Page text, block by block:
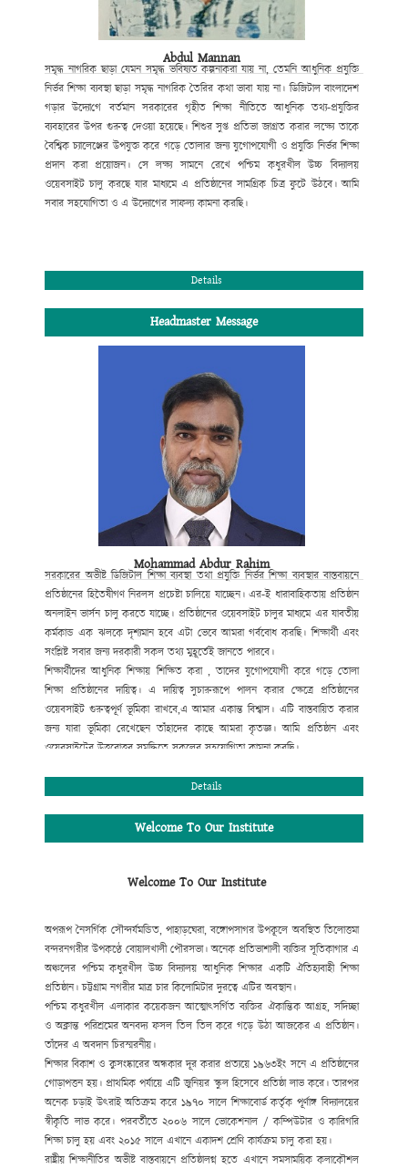
Abdul Mannan
সমৃদ্ধ নাগরিক ছাড়া যেমন সমৃদ্ধ ভবিষ্যত কল্পনাকরা যায় না, তেমনি আধুনিক প্রযুক্তি
নির্ভর শিক্ষা ব্যবস্থা ছাড়া সমৃদ্ধ নাগরিক তৈরির কথা ভাবা যায় না। ডিজিটাল বাংলাদেশ
গড়ার উদ্যোগেবর্তমান সরকারের গৃহীত শিক্ষা নীতিতে আধুনিক তথ্য-প্রযুক্তির
ব্যবহারের উপর গুরুত্বদেওয়া হয়েছে। শিশুর সুপ্ত প্রতিভা জাগ্রত করার লক্ষ্যে তাকে
বৈশ্বিক চ্যালেঞ্জের উপযুক্ত করে গড়ে তোলার জন্য যুগোপযোগী ও প্রযুক্তি নির্ভর শিক্ষা
প্রদান করা প্রয়োজন। সে লক্ষ্য সামনে রেখে পশ্চিম কধুরখীল উচ্চ বিদ্যালয়
ওয়েবসাইট চালু করছে যার মাধ্যমে এ প্রতিষ্ঠানের সামগ্রিক চিত্র ফুটে উঠবে। আমি
সবার সহযোগিতা ও এ উদ্যোগের সাফল্য কামনা করছি।
পশ্চিম কধুরখীল উচ্চ বিদ্যালয় পরিচালনা পর্ষদ।
Details
Headmaster Message
Mohammad Abdur Rahim
সরকারের অভীষ্ট ডিজিটাল শিক্ষা ব্যবস্থাতথা প্রযুক্তি নির্ভর শিক্ষা ব্যবস্থার বাস্তবায়নে
প্রতিষ্ঠানের হিতৈষীগণ নিরলস প্রচেষ্টাচালিয়ে যাচ্ছেন। এর-ই ধারাবাহিকতায় প্রতিষ্ঠান
অনলাইন ভার্সন চালু করতে যাচ্ছে। প্রতিষ্ঠানের ওয়েবসাইটচালুর মাধ্যমে এর যাবতীয়
কর্মকান্ড এক ঝলকে দৃশ্যমান হবে এটা ভেবে আমরা গর্ববোধ করছি। শিক্ষার্থী এবং
সংশ্লিষ্ট সবার জন্য দরকারী সকল তথ্য মুহূর্তেই জানতে পারবে।
শিক্ষার্থীদের আধুনিক শিক্ষায় শিক্ষিত করা , তাদের যুগোপযোগী করে গড়ে তোলা
শিক্ষা প্রতিষ্ঠানের দায়িত্ব। এ দায়িত্ব সুচারুরূপে পালন করার ক্ষেত্রে প্রতিষ্ঠানের
ওয়েবসাইট গুরুত্বপূর্ণ ভূমিকা রাখবে,এ আমার একান্ত বিশ্বাস। এটি বাস্তবায়িত করার
জন্য যারা ভূমিকা রেখেছেন তাঁহাদের কাছে আমরা কৃতজ্ঞ। আমিপ্রতিষ্ঠান এবং
ওয়েবসাইটের উত্তরোত্তর সমৃদ্ধিতে সকলের সহযোগিতা কামনা করছি।
Details
Welcome To Our Institute
Welcome To Our Institute
অপরূপ নৈসর্গিক সৌন্দর্যমন্ডিত, পাহাড়ঘেরা, বঙ্গোপসাগর উপকূলে অবস্থিত তিলোত্তমা
বন্দরনগরীর উপকণ্ঠে বোয়ালখালী পৌরসভা। অনেক প্রতিভাশালী ব্যক্তির সূতিকাগার এ
অঞ্চলের পশ্চিম কধুরখীল উচ্চ বিদ্যালয় আধুনিক শিক্ষার একটি ঐতিহ্যবাহী শিক্ষা
প্রতিষ্ঠান। চট্টগ্রাম নগরীর মাত্র চার কিলোমিটার দুরত্বে এটির অবস্থান।
পশ্চিম কধুরখীল এলাকার কয়েকজন আত্মোৎসর্গিত ব্যক্তির ঐকান্তিক আগ্রহ, সদিচ্ছা
ও অক্লান্ত পরিশ্রমের অনবদ্য ফসল তিল তিল করে গড়ে উঠা আজকের এ প্রতিষ্ঠান।
তাঁদের এ অবদান চিরস্মরনীয়।
শিক্ষার বিকাশ ও কুসংষ্কারের অন্ধকার দূর করার প্রত্যয়ে ১৯৬৩ইং সনে এ প্রতিষ্ঠানের
গোড়াপত্তন হয়। প্রাথমিক পর্যায়ে এটি জুনিয়র স্কুল হিসেবে প্রতিষ্ঠা লাভ করে। তারপর
অনেক চড়াই উৎরাই অতিক্রম করে ১৯৭০ সালে শিক্ষাবোর্ড কর্তৃক পূর্ণাঙ্গ বিদ্যালয়ের
স্বীকৃতি লাভ করে। পরবর্তীতে ২০০৬ সালে ভোকেশনাল / কম্পিউটার ও কারিগরি
শিক্ষা চালু হয় এবং ২০১৫ সালে এখানে একাদশ শ্রেণি কার্যক্রম চালু করা হয়।
রাষ্ট্রীয় শিক্ষানীতির অভীষ্ট বাস্তবায়নে প্রতিষ্ঠালগ্ন হতে এখানে সমসাময়িক কলাকৌশল